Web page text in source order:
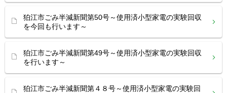
狛江市ごみ半減新聞第50号～使用済小型家電の実験回収
を今回も行います～
狛江市ごみ半減新聞第49号～使用済小型家電の実験回収
を行います～
狛江市ごみ半減新聞第４８号～使用済小型家電の実験回